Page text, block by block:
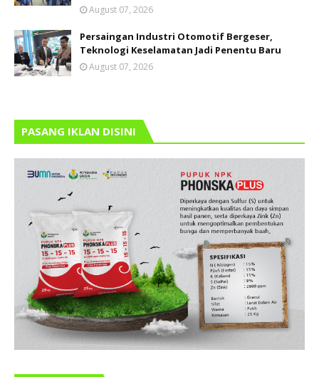
August 07, 2026
Persaingan Industri Otomotif Bergeser,
Teknologi Keselamatan Jadi Penentu Baru
August 07, 2026
PASANG IKLAN DISINI